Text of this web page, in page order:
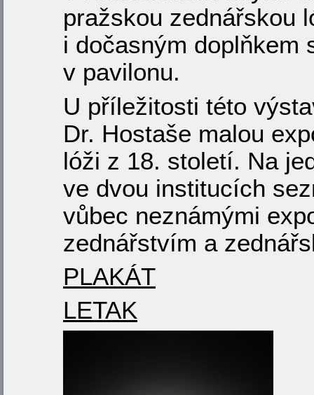
pražskou zednářskou
i dočasným doplňkem
v pavilonu.
U příležitosti této
Dr. Hostaše malou
lóži z 18. století. Na
ve dvou institucích
vůbec neznámými
zednářstvím a
PLAKÁT
LETAK